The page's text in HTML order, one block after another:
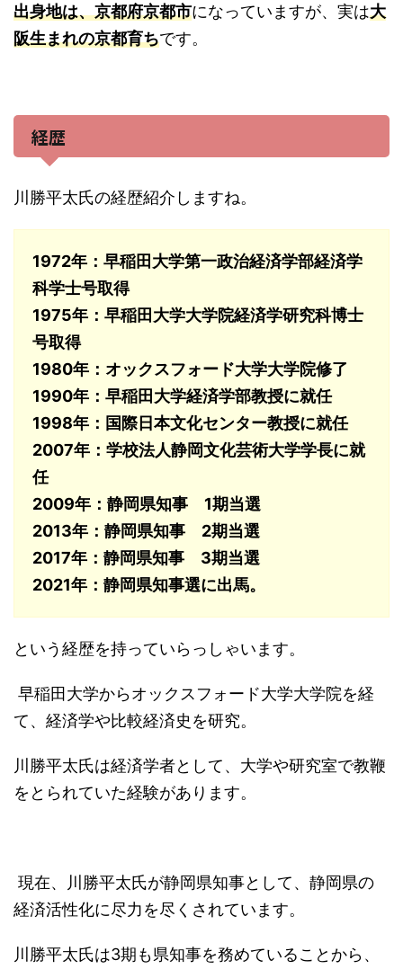
出身地は、京都府京都市になっていますが、実は大
阪生まれの京都育ちです。
経歴
川勝平太氏の経歴紹介しますね。
1972年：早稲田大学第一政治経済学部経済学
科学士号取得
1975年：早稲田大学大学院経済学研究科博士
号取得
1980年：オックスフォード大学大学院修了
1990年：早稲田大学経済学部教授に就任
1998年：国際日本文化センター教授に就任
2007年：学校法人静岡文化芸術大学学長に就
任
2009年：静岡県知事 1期当選
2013年：静岡県知事 2期当選
2017年：静岡県知事 3期当選
2021年：静岡県知事選に出馬。
という経歴を持っていらっしゃいます。
早稲田大学からオックスフォード大学大学院を経
て、経済学や比較経済史を研究。
川勝平太氏は経済学者として、大学や研究室で教鞭
をとられていた経験があります。
現在、
川勝平太氏が静岡県知事として、静岡県の
経済活性化に尽力を尽くされています。
川勝平太氏は3期も県知事を務めていることから、